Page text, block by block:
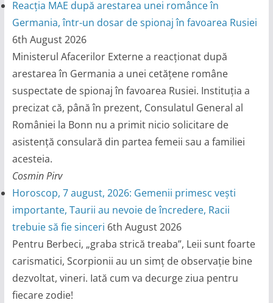
Reacția MAE după arestarea unei românce în
Germania, într-un dosar de spionaj în favoarea Rusiei
6th August 2026
Ministerul Afacerilor Externe a reacționat după
arestarea în Germania a unei cetățene române
suspectate de spionaj în favoarea Rusiei. Instituția a
precizat că, până în prezent, Consulatul General al
României la Bonn nu a primit nicio solicitare de
asistență consulară din partea femeii sau a familiei
acesteia.
Cosmin Pirv
Horoscop, 7 august, 2026: Gemenii primesc vești
importante, Taurii au nevoie de încredere, Racii
trebuie să fie sinceri 6th August 2026
Pentru Berbeci, „graba strică treaba”, Leii sunt foarte
carismatici, Scorpionii au un simț de observație bine
dezvoltat, vineri. Iată cum va decurge ziua pentru
fiecare zodie!